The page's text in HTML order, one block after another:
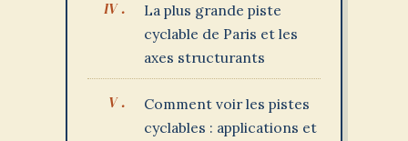
La plus grande piste
cyclable de Paris et les
axes structurants
Comment voir les pistes
cyclables : applications et